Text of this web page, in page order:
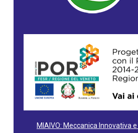
MIAIVO: Meccanica Innovativa